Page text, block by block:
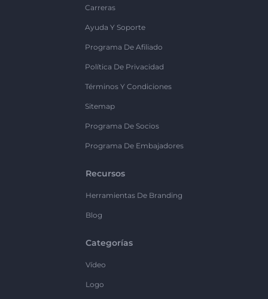
Carreras
Ayuda Y Soporte
Programa De Afiliado
Política De Privacidad
Términos Y Condiciones
Sitemap
Programa De Socios
Programa De Embajadores
Recursos
Herramientas De Branding
Blog
Categorías
Vídeo
Logo